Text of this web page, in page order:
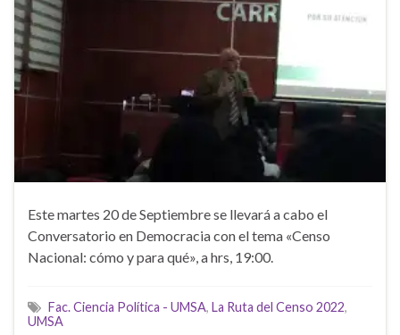
Este martes 20 de Septiembre se llevará a cabo el
Conversatorio en Democracia con el tema «Censo
Nacional: cómo y para qué», a hrs, 19:00.
Fac. Ciencia Política - UMSA, La Ruta del Censo 2022,
UMSA